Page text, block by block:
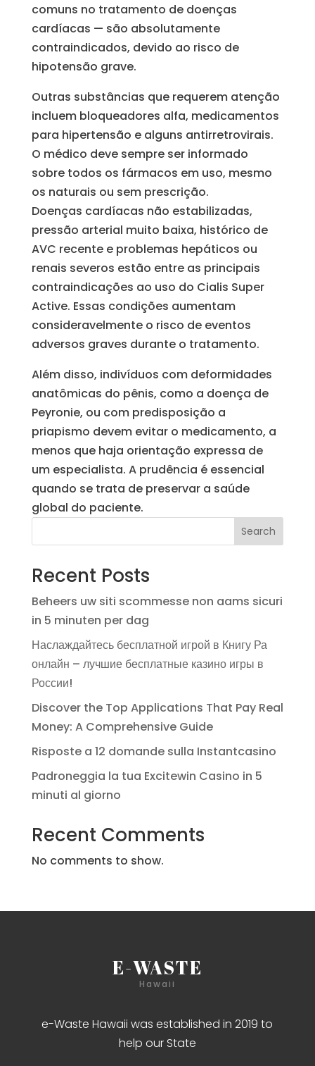
comuns no tratamento de doenças
cardíacas — são absolutamente
contraindicados, devido ao risco de
hipotensão grave.
Outras substâncias que requerem atenção
incluem bloqueadores alfa, medicamentos
para hipertensão e alguns antirretrovirais.
O médico deve sempre ser informado
sobre todos os fármacos em uso, mesmo
os naturais ou sem prescrição.
Doenças cardíacas não estabilizadas,
pressão arterial muito baixa, histórico de
AVC recente e problemas hepáticos ou
renais severos estão entre as principais
contraindicações ao uso do Cialis Super
Active. Essas condições aumentam
consideravelmente o risco de eventos
adversos graves durante o tratamento.
Além disso, indivíduos com deformidades
anatômicas do pênis, como a doença de
Peyronie, ou com predisposição a
priapismo devem evitar o medicamento, a
menos que haja orientação expressa de
um especialista. A prudência é essencial
quando se trata de preservar a saúde
global do paciente.
Search
Recent Posts
Beheers uw siti scommesse non aams sicuri
in 5 minuten per dag
Наслаждайтесь бесплатной игрой в Книгу Ра
онлайн – лучшие бесплатные казино игры в
России!
Discover the Top Applications That Pay Real
Money: A Comprehensive Guide
Risposte a 12 domande sulla Instantcasino
Padroneggia la tua Excitewin Casino in 5
minuti al giorno
Recent Comments
No comments to show.
E-WASTE
Hawaii
e-Waste Hawaii was established in 2019 to
help our State